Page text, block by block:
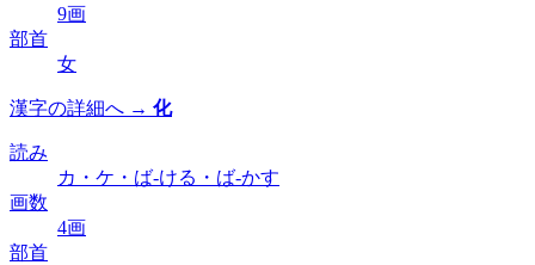
9画
部首
女
漢字の詳細へ → 化
読み
カ・ケ・ば-ける・ば-かす
画数
4画
部首